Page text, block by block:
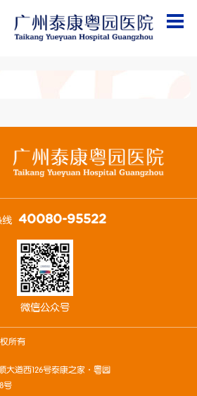
线 40080-95522
微信公众号
所有
大道西126号泰康之家·粤园
号